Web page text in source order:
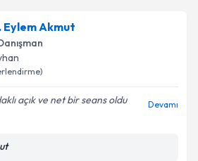
için randevu takvimi talebi
uzmandan randevu almanız için bir
e-posta ile bilgilendireceğiz.
işlenmesine ilişkin
Eylem Akmut
açık ve net bir seans oldu
Devamı